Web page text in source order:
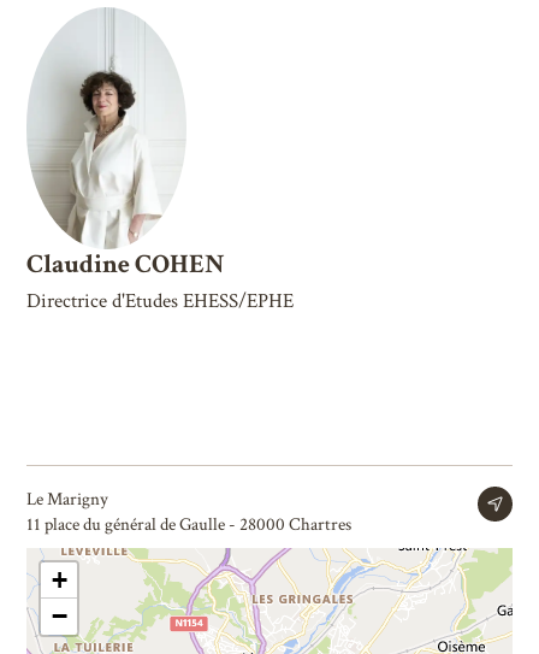
Claudine COHEN
Directrice d'Etudes EHESS/EPHE
Le Marigny
11 place du général de Gaulle - 28000 Chartres
+
−